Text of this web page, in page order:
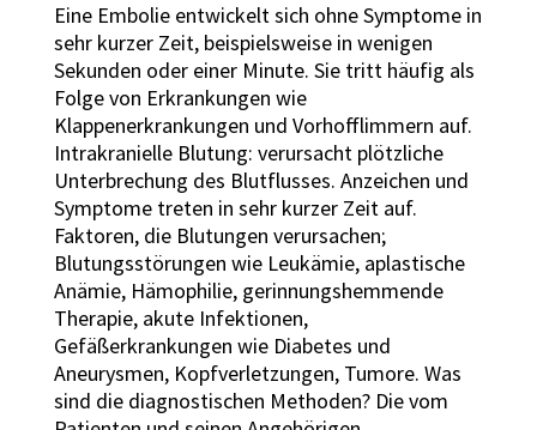
Eine Embolie entwickelt sich ohne Symptome in
sehr kurzer Zeit, beispielsweise in wenigen
Sekunden oder einer Minute. Sie tritt häufig als
Folge von Erkrankungen wie
Klappenerkrankungen und Vorhofflimmern auf.
Intrakranielle Blutung: verursacht plötzliche
Unterbrechung des Blutflusses. Anzeichen und
Symptome treten in sehr kurzer Zeit auf.
Faktoren, die Blutungen verursachen;
Blutungsstörungen wie Leukämie, aplastische
Anämie, Hämophilie, gerinnungshemmende
Therapie, akute Infektionen,
Gefäßerkrankungen wie Diabetes und
Aneurysmen, Kopfverletzungen, Tumore. Was
sind die diagnostischen Methoden? Die vom